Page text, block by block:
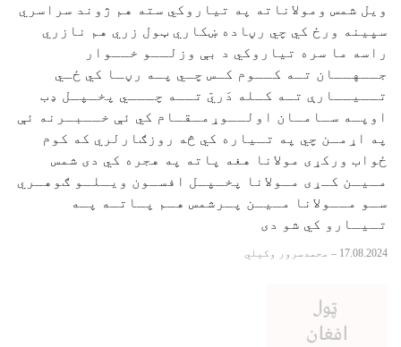
ویل شمس ومولاناته په تیاروکي سته هم ژوند سراسري
سپینه ورځ کي چي رڼاده ښکاري ټول زري هم نازري
راسه ما سره تیاروکي د بې وزلــو خــوار
جــهــان تـه کــوم کـس چـي پـه رڼـا کي ځـي
تــیــارې تـه کـله دَريّ تــه چـــي پخـپـل ډب
اوپـه سـامـان اولــوړمـقـام کي ئې خــبـرنه ئې
په اړمـن چي په تـیاره کي څه روزګارلري که کوم
ځواب ورکړی مولانا هغه پاته په هجره کي دی شمس
مـیـن کـړی مـولانا پخـپـل افسـون ویـلـو ګوهـري
سـو مــولانا مـیـن پـرشمس هـم پـاتـه پـه
تـیـارو کي شو دی
17.08.2024
– محمدسرور وکیلي